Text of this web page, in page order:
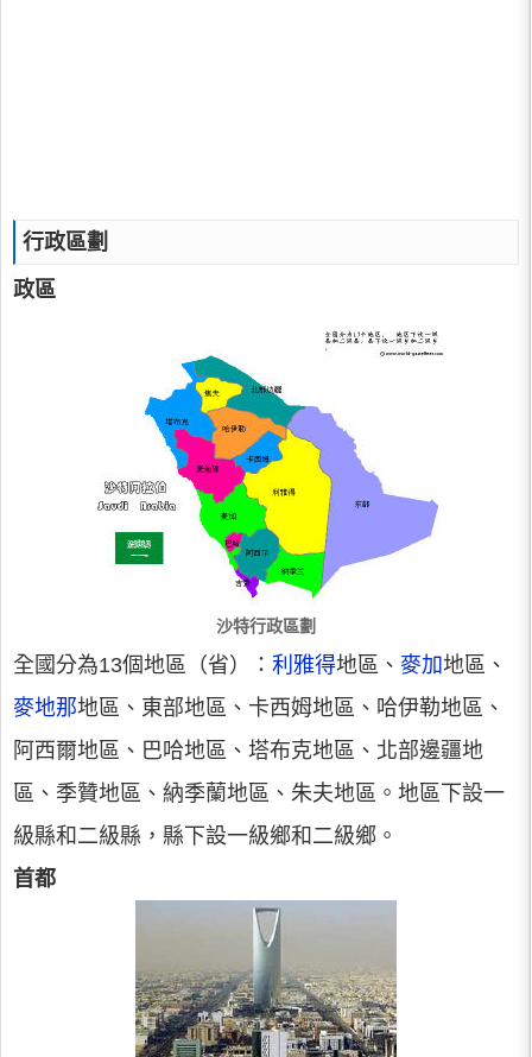
行政區劃
政區
沙特行政區劃
全國分為13個地區（省）： 利雅得地區、 麥加地區、
麥地那地區、東部地區、卡西姆地區、哈伊勒地區、
阿西爾地區、巴哈地區、塔布克地區、北部邊疆地
區、季贊地區、納季蘭地區、朱夫地區。地區下設一
級縣和二級縣，縣下設一級鄉和二級鄉。
首都